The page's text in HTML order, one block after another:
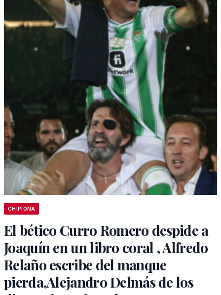
CHIPIONA
El bético Curro Romero despide a
Joaquín en un libro coral , Alfredo
Relaño escribe del manque
pierda,Alejandro Delmás de los